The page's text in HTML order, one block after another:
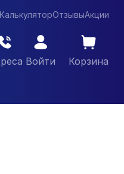
КалькуляторОтзывыАкции
Войти Корзина